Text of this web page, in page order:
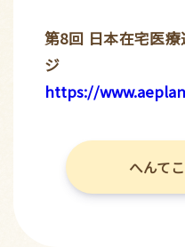
第8回 日本在宅医
ジ
https://
へんて